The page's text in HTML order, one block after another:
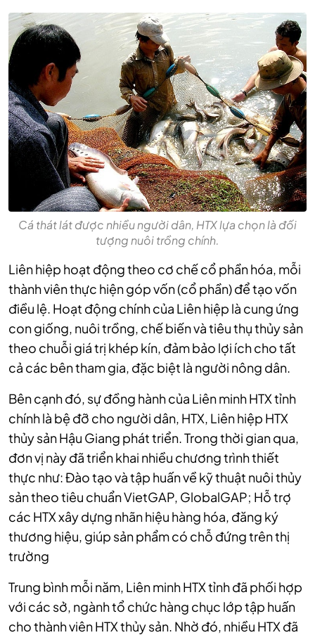
Cá thát lát được nhiều người dân, HTX lựa chọn là đối
tượng nuôi trồng chính.
Liên hiệp hoạt động theo cơ chế cổ phần hóa, mỗi
thành viên thực hiện góp vốn (cổ phần) để tạo vốn
điều lệ. Hoạt động chính của Liên hiệp là cung ứng
con giống, nuôi trồng, chế biến và tiêu thụ thủy sản
theo chuỗi giá trị khép kín, đảm bảo lợi ích cho tất
cả các bên tham gia, đặc biệt là người nông dân.
Bên cạnh đó, sự đồng hành của Liên minh HTX tỉnh
chính là bệ đỡ cho người dân, HTX, Liên hiệp HTX
thủy sản Hậu Giang phát triển. Trong thời gian qua,
đơn vị này đã triển khai nhiều chương trình thiết
thực như: Đào tạo và tập huấn về kỹ thuật nuôi thủy
sản theo tiêu chuẩn VietGAP, GlobalGAP; Hỗ trợ
các HTX xây dựng nhãn hiệu hàng hóa, đăng ký
thương hiệu, giúp sản phẩm có chỗ đứng trên thị
trường
Trung bình mỗi năm, Liên minh HTX tỉnh đã phối hợp
với các sở, ngành tổ chức hàng chục lớp tập huấn
cho thành viên HTX thủy sản. Nhờ đó, nhiều HTX đã